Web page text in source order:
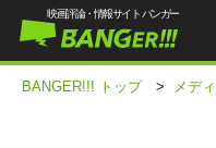
映画評論・情報サイト バンガー
BANGER!!! トップ > メデ